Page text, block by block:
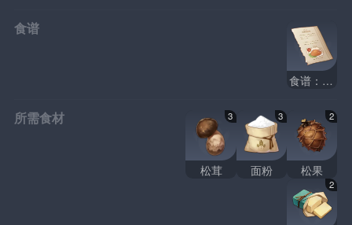
食谱
食谱：黄油松茸
所需食材 3
松茸
3
面粉
2
松果
2